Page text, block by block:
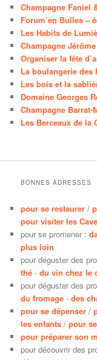
Champagne Faniel
Forum’en Bulles –
Les Habits de
Champagne
Organiser la fête
La boulangerie des
Les bois et la
Domaine Georges
Champagne Barrat-
Les Berceaux de la
BONNES ADRESSES
pour se restaurer /
pour visiter les
pour se promener :
plus loin
pour déguster des
thé -du vin chez le
pour déguster des
du fromage -des
pour se dépenser /
les enfants /pour
pour préparer son
pour découvrir des